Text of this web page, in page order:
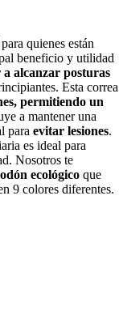
quienes están
beneficio y utilidad
alcanzar posturas
Esta correa
permitiendo un
a mantener una
para evitar lesiones.
es ideal para
Nosotros te
ecológico que
9 colores diferentes.